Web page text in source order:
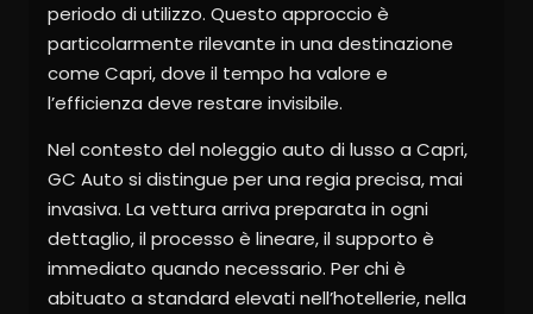
periodo di utilizzo. Questo approccio è
particolarmente rilevante in una destinazione
come Capri, dove il tempo ha valore e
l’efficienza deve restare invisibile.
Nel contesto del noleggio auto di lusso a Capri,
GC Auto si distingue per una regia precisa, mai
invasiva. La vettura arriva preparata in ogni
dettaglio, il processo è lineare, il supporto è
immediato quando necessario. Per chi è
abituato a standard elevati nell’hotellerie, nella